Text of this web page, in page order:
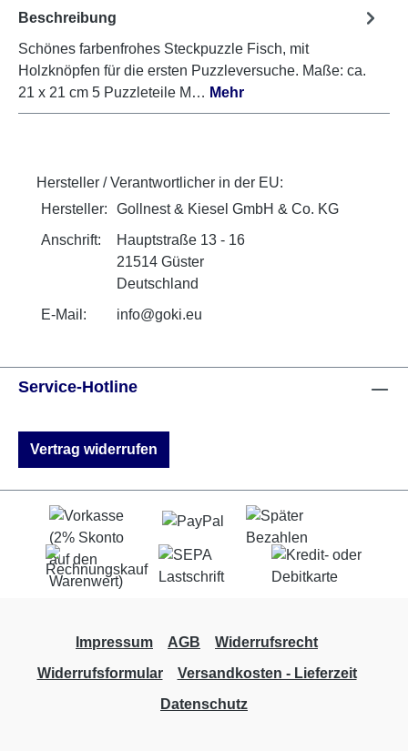
Beschreibung
Schönes farbenfrohes Steckpuzzle Fisch, mit
Holzknöpfen für die ersten Puzzleversuche. Maße: ca.
21 x 21 cm 5 Puzzleteile M… Mehr
Hersteller / Verantwortlicher in der EU:
Hersteller:
Gollnest & Kiesel GmbH & Co. KG
Anschrift:
Hauptstraße 13 - 16
21514 Güster
Deutschland
E-Mail:
info@goki.eu
Service-Hotline
Vertrag widerrufen
Impressum AGB
Widerrufsrecht
Widerrufsformular
Versandkosten - Lieferzeit
Datenschutz